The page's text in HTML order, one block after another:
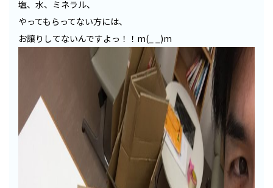
塩、水、ミネラル、
やってもらってない方には、
お譲りしてないんですよっ！！m(_ _)m